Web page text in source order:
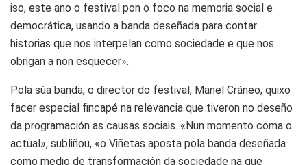
iso, este ano o festival pon o foco na memoria social e
democrática, usando a banda deseñada para contar
historias que nos interpelan como sociedade e que nos
obrigan a non esquecer».
Pola súa banda, o director do festival, Manel Cráneo, quixo
facer especial fincapé na relevancia que tiveron no deseño
da programación as causas sociais. «Nun momento coma o
actual», subliñou, «o Viñetas aposta pola banda deseñada
como medio de transformación da sociedade na que